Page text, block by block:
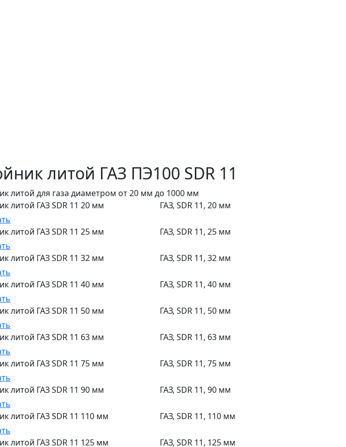
литой ГАЗ ПЭ100 SDR 11
литой для газа диаметром от 20 мм до 1000 мм
литой ГАЗ SDR 11 20 мм
ГАЗ, SDR 11, 20 мм
литой ГАЗ SDR 11 25 мм
ГАЗ, SDR 11, 25 мм
литой ГАЗ SDR 11 32 мм
ГАЗ, SDR 11, 32 мм
литой ГАЗ SDR 11 40 мм
ГАЗ, SDR 11, 40 мм
литой ГАЗ SDR 11 50 мм
ГАЗ, SDR 11, 50 мм
литой ГАЗ SDR 11 63 мм
ГАЗ, SDR 11, 63 мм
литой ГАЗ SDR 11 75 мм
ГАЗ, SDR 11, 75 мм
литой ГАЗ SDR 11 90 мм
ГАЗ, SDR 11, 90 мм
литой ГАЗ SDR 11 110 мм
ГАЗ, SDR 11, 110 мм
литой ГАЗ SDR 11 125 мм
ГАЗ, SDR 11, 125 мм